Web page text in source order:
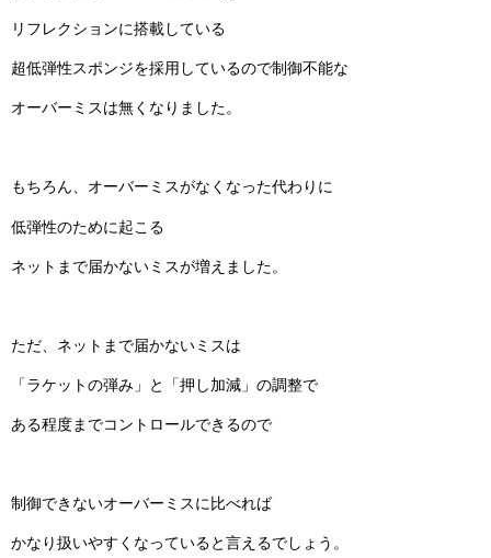
リフレクションに搭載している
超低弾性スポンジを採用しているので制御不能な
オーバーミスは無くなりました。
もちろん、オーバーミスがなくなった代わりに
低弾性のために起こる
ネットまで届かないミスが増えました。
ただ、ネットまで届かないミスは
「ラケットの弾み」と「押し加減」の調整で
ある程度までコントロールできるので
制御できないオーバーミスに比べれば
かなり扱いやすくなっていると言えるでしょう。